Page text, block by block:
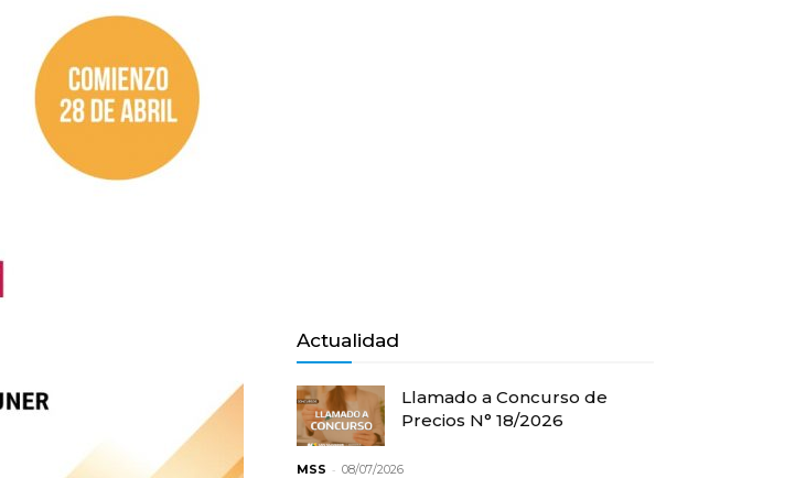
Salvador
Actualidad
Llamado a Concurso de
Precios N° 18/2026
MSS - 08/07/2026